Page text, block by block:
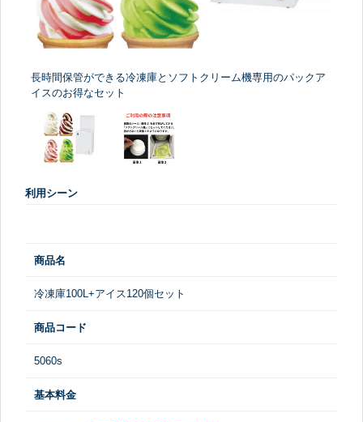
長時間保管ができる冷凍庫とソフトクリーム機専用のパックア
イスのお得なセット
利用シーン
商品名
冷凍庫100L+アイス120個セット
商品コード
5060s
基本料金